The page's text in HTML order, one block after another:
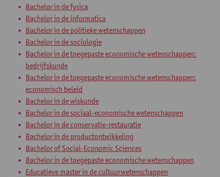
Bachelor in de fysica
Bachelor in de informatica
Bachelor in de politieke wetenschappen
Bachelor in de sociologie
Bachelor in de toegepaste economische wetenschappen:
bedrijfskunde
Bachelor in de toegepaste economische wetenschappen:
economisch beleid
Bachelor in de wiskunde
Bachelor in de sociaal-economische wetenschappen
Bachelor in de conservatie-restauratie
Bachelor in de productontwikkeling
Bachelor of Social-Economic Sciences
Bachelor in de toegepaste economische wetenschappen
Educatieve master in de cultuurwetenschappen